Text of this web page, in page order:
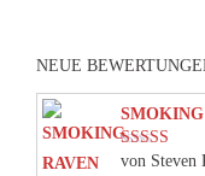
NEUE
Bewertet
von Steven